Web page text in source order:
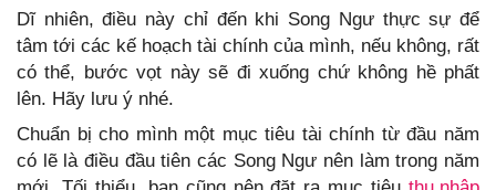
Dĩ nhiên, điều này chỉ đến khi Song Ngư thực sự để
tâm tới các kế hoạch tài chính của mình, nếu không, rất
có thể, bước vọt này sẽ đi xuống chứ không hề phất
lên. Hãy lưu ý nhé.
Chuẩn bị cho mình một mục tiêu tài chính từ đầu năm
có lẽ là điều đầu tiên các Song Ngư nên làm trong năm